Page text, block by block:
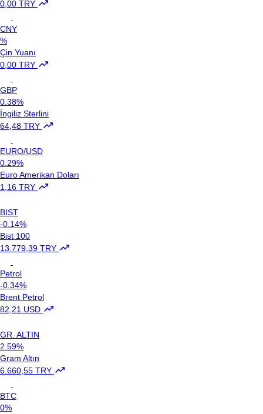
0,00 TRY
CNY
%
Çin Yuanı
0,00 TRY
GBP
0.38%
İngiliz Sterlini
64,48 TRY
EURO/USD
0.29%
Euro Amerikan Doları
1,16 TRY
BIST
-0.14%
Bist 100
13.779,39 TRY
Petrol
-0.34%
Brent Petrol
82,21 USD
GR. ALTIN
2.59%
Gram Altın
6.660,55 TRY
BTC
0%